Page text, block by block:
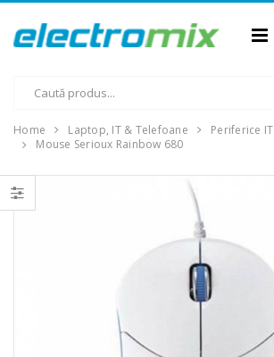
Home Laptop, IT & Telefoane Periferice IT
Mouse Serioux Rainbow 680